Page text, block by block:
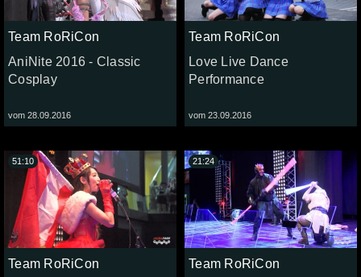
Team RoRiCon
AniNite 2016 - Classic
Cosplay
vom 28.09.2016
Team RoRiCon
Love Live Dance
Performance
vom 23.09.2016
Team RoRiCon
51:10
Team RoRiCon
21:24